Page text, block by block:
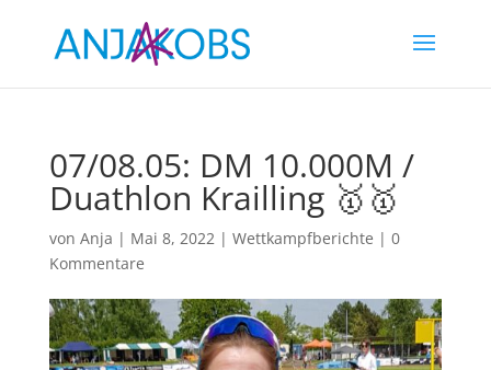
07/08.05: DM 10.000M /
Duathlon Krailling 🥇🥇
von Anja | Mai 8, 2022| Wettkampfberichte | 0
Kommentare